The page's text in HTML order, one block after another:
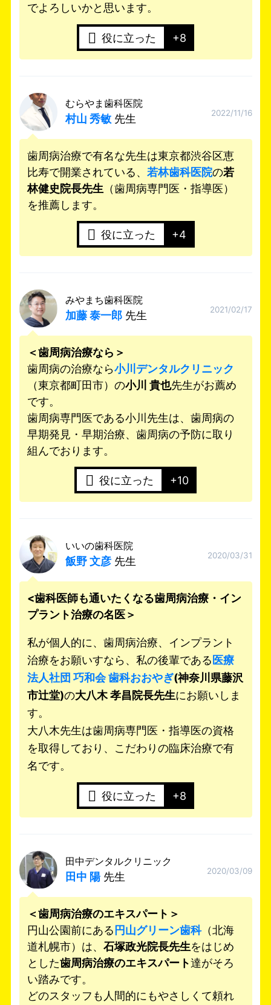
でよろしいかと思います。
役に立った +8
むらやま歯科医院
村山 秀敏 先生 2022/11/16
歯周病治療で有名な先生は東京都渋谷区恵
比寿で開業されている、 若林歯科医院の若
林健史院長先生 （歯周病専門医・指導医）
を推薦します。
役に立った +4
みやまち歯科医院
加藤 泰一郎 先生 2021/02/17
＜歯周病治療なら＞
歯周病の治療なら小川デンタルクリニック
（東京都町田市）の小川 貴也先生がお薦め
です。
歯周病専門医である小川先生は、歯周病の
早期発見・早期治療、歯周病の予防に取り
組んでおります。
役に立った +10
いいの歯科医院
飯野 文彦 先生 2020/03/31
<歯科医師も通いたくなる歯周病治療・イン
プラント治療の名医＞
私が個人的に、歯周病治療、インプラント
治療をお願いすなら、私の後輩である医療
法人社団 巧和会 歯科おおやぎ(神奈川県藤沢
市辻堂)の大八木 孝昌院長先生にお願いしま
す。
大八木先生は歯周病専門医・指導医の資格
を取得しており、こだわりの臨床治療で有
名です。
役に立った +8
田中デンタルクリニック
田中 陽 先生 2020/03/09
＜歯周病治療のエキスパート ＞
円山公園前にある円山グリーン歯科（北海
道札幌市）は、 石塚政光院長先生をはじめ
とした歯周病治療のエキスパート達がそろ
い踏みです。
どのスタッフも人間的にもやさしくて頼れ